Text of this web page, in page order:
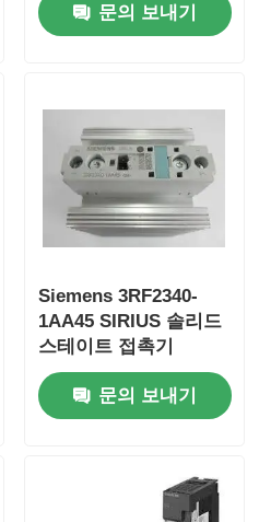
날로그 입력문의 보내기
Siemens 3RF2340-
1AA45 SIRIUS 솔리드
스테이트 접촉기
문의 보내기